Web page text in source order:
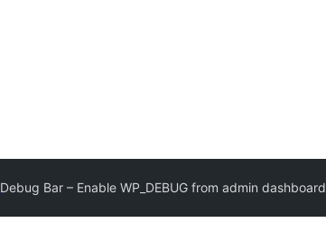
Debug Bar – Enable WP_DEBUG from admin dashboard